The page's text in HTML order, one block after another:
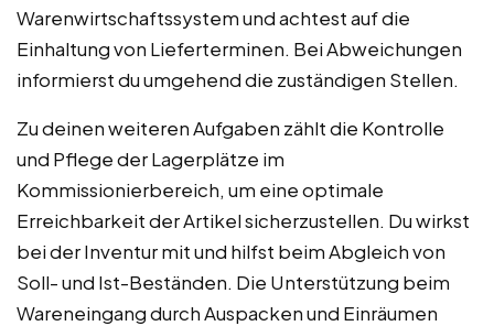
Warenwirtschaftssystem und achtest auf die
Einhaltung von Lieferterminen. Bei Abweichungen
informierst du umgehend die zuständigen Stellen.
Zu deinen weiteren Aufgaben zählt die Kontrolle
und Pflege der Lagerplätze im
Kommissionierbereich, um eine optimale
Erreichbarkeit der Artikel sicherzustellen. Du wirkst
bei der Inventur mit und hilfst beim Abgleich von
Soll- und Ist-Beständen. Die Unterstützung beim
Wareneingang durch Auspacken und Einräumen